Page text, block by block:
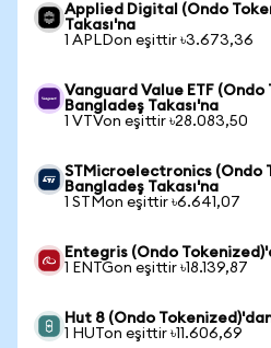
Applied Digital (Ondo
Takası'na
1 APLDon eşittir ৳3.673,36
Vanguard Value ETF
Bangladeş Takası'na
1 VTVon eşittir ৳28.083,50
STMicroelectronics (Ondo
Bangladeş Takası'na
1 STMon eşittir ৳6.641,07
Entegris (Ondo
1 ENTGon eşittir ৳18.139,87
Hut 8 (Ondo
1 HUTon eşittir ৳11.606,69